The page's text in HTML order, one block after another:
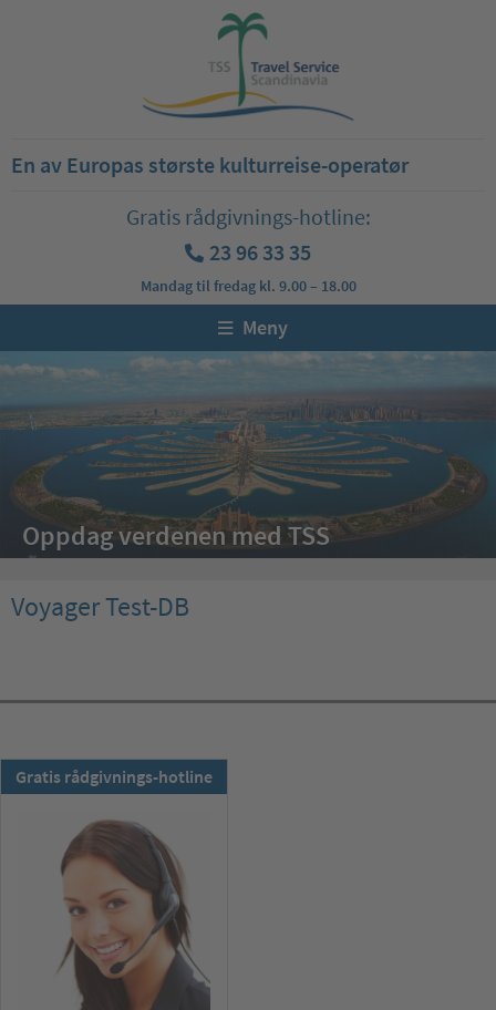
En av Europas største kulturreise-operatør
Gratis rådgivnings-hotline:
23 96 33 35
Mandag til fredag kl. 9.00 – 18.00
Meny
Oppdag verdenen med TSS
Voyager Test-DB
Gratis rådgivnings-hotline